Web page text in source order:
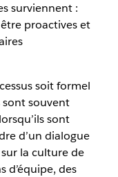
surviennent :
proactives et
soit formel
souvent
sont
d’un dialogue
la culture de
d’équipe, des